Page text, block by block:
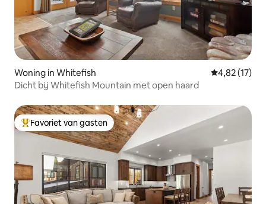
Woning in Whitefish Gemiddelde
4,82 (17)
Dicht bij Whitefish Mountain met open haard
Topfavoriet van gasten
Favoriet van gasten